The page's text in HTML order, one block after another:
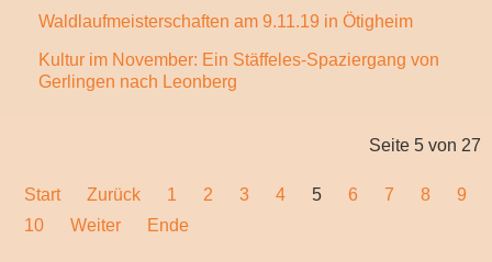
Waldlaufmeisterschaften am 9.11.19 in Ötigheim
Kultur im November: Ein Stäffeles-Spaziergang von
Gerlingen nach Leonberg
Seite 5 von 27
Start Zurück 1 2 3 4 5 6 7 8
9
10
Weiter Ende